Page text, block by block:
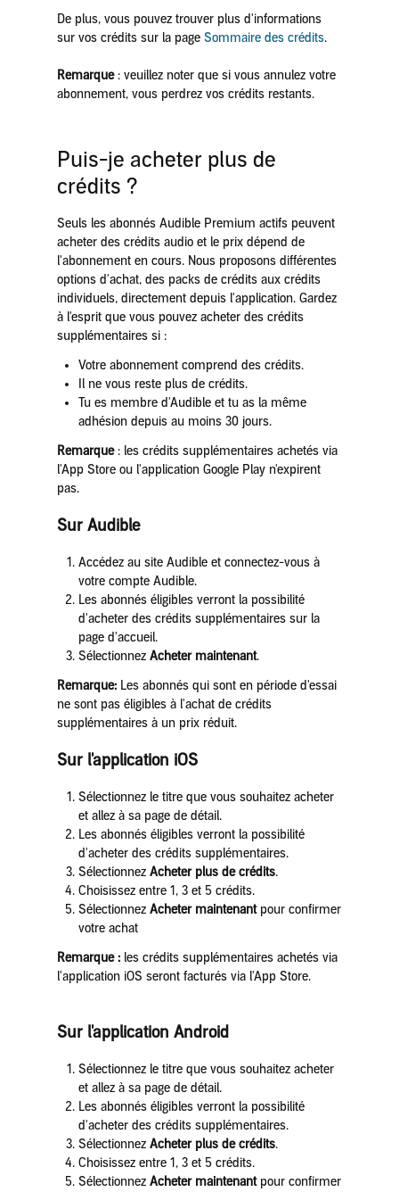
De plus, vous pouvez trouver plus d'informations
sur vos crédits sur la page Sommaire des crédits.
Remarque : veuillez noter que si vous annulez votre
abonnement, vous perdrez vos crédits restants.
Puis-je acheter plus de
crédits ?
Seuls les abonnés Audible Premium actifs peuvent
acheter des crédits audio et le prix dépend de
l'abonnement en cours. Nous proposons différentes
options d'achat, des packs de crédits aux crédits
individuels, directement depuis l'application. Gardez
à l'esprit que vous pouvez acheter des crédits
supplémentaires si :
Votre abonnement comprend des crédits.
Il ne vous reste plus de crédits.
Tu es membre d'Audible et tu as la même
adhésion depuis au moins 30 jours.
Remarque : les crédits supplémentaires achetés via
l'App Store ou l'application Google Play n'expirent
pas.
Sur Audible
Accédez au site Audible et connectez-vous à
votre compte Audible.
Les abonnés éligibles verront la possibilité
d'acheter des crédits supplémentaires sur la
page d'accueil.
Sélectionnez Acheter maintenant.
Remarque:Les abonnés qui sont en période d'essai
ne sont pas éligibles à l'achat de crédits
supplémentaires à un prix réduit.
Sur l'application iOS
Sélectionnez le titre que vous souhaitez acheter
et allez à sa page de détail.
Les abonnés éligibles verront la possibilité
d'acheter des crédits supplémentaires.
Sélectionnez Acheter plus de crédits.
Choisissez entre 1, 3 et 5 crédits.
Sélectionnez Acheter maintenantpour confirmer
votre achat
Remarque : les crédits supplémentaires achetés via
l'application iOS seront facturés via l'App Store.
Sur l'application Android
Sélectionnez le titre que vous souhaitez acheter
et allez à sa page de détail.
Les abonnés éligibles verront la possibilité
d'acheter des crédits supplémentaires.
Sélectionnez Acheter plus de crédits.
Choisissez entre 1, 3 et 5 crédits.
Sélectionnez Acheter maintenant pour confirmer